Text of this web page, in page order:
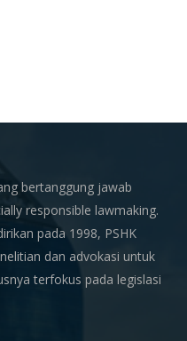
bertanggung jawab
responsible lawmaking.
pada 1998, PSHK
dan advokasi untuk
terfokus pada legislasi